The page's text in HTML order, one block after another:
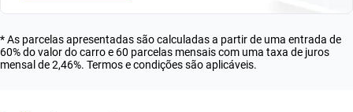
* As parcelas apresentadas são calculadas a partir de uma entrada de
60% do valor do carro e 60 parcelas mensais com uma taxa de juros
mensal de 2,46%. Termos e condições são aplicáveis.